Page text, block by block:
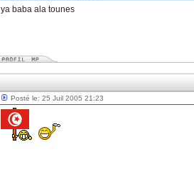
ya baba ala tounes
Posté le: 25 Juil 2005 21:23